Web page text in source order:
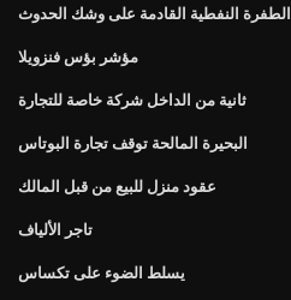
الطفرة النفطية القادمة على وشك الحدوث
مؤشر بؤس فنزويلا
ثانية من الداخل شركة خاصة للتجارة
البحيرة المالحة توقف تجارة البوتاس
عقود منزل للبيع من قبل المالك
تاجر الألياف
يسلط الضوء على تكساس